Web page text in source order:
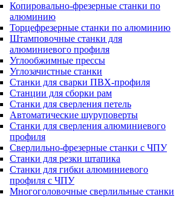
Копировально-фрезерные станки по
алюминию
Торцефрезерные станки по алюминию
Штамповочные станки для
алюминиевого профиля
Углообжимные прессы
Углозачистные станки
Станки для сварки ПВХ-профиля
Станции для сборки рам
Станки для сверления петель
Автоматические шуруповерты
Станки для сверления алюминиевого
профиля
Сверлильно-фрезерные станки с ЧПУ
Станки для резки штапика
Станки для гибки алюминиевого
профиля с ЧПУ
Многоголовочные сверлильные станки